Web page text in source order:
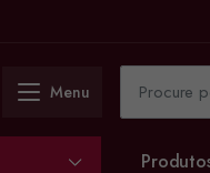
Menu